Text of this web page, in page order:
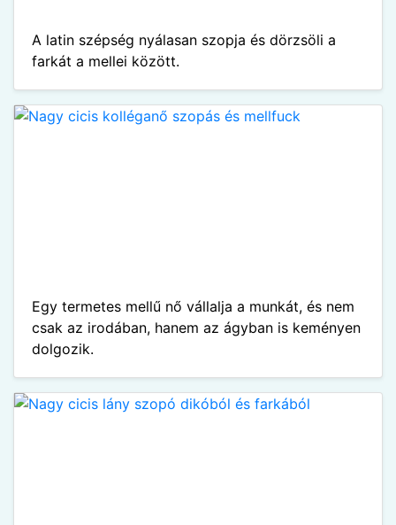
A latin szépség nyálasan szopja és dörzsöli a
farkát a mellei között.
Egy termetes mellű nő vállalja a munkát, és nem
csak az irodában, hanem az ágyban is keményen
dolgozik.